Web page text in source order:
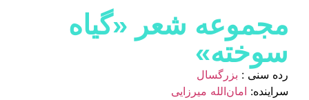
مجموعه شعر «گیاه
سوخته»
رده سنی : بزرگسال
سراینده: امان‌الله میرزایی